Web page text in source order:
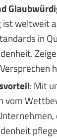
weltweit
in
: Mit
vom